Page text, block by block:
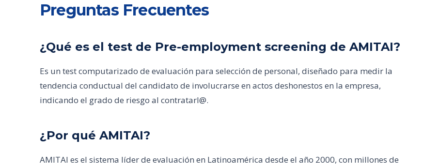
Preguntas Frecuentes
¿Qué es el test de Pre-employment screening de AMITAI?
Es un test computarizado de evaluación para selección de personal, diseñado para medir la
tendencia conductual del candidato de involucrarse en actos deshonestos en la empresa,
indicando el grado de riesgo al contratarl@.
¿Por qué AMITAI?
AMITAI es el sistema líder de evaluación en Latinoamérica desde el año 2000, con millones de